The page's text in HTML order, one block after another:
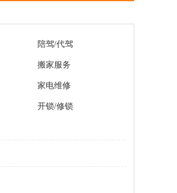
陪驾/代驾
搬家服务
家电维修
开锁/修锁